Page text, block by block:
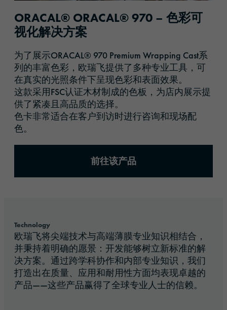
ORACAL® ORACAL® 970 – 色彩可
视化解决方案
为了展示ORACAL® 970 Premium Wrapping Cast系
列的丰富色彩，欧瑞飞提供了多种专业工具，可
在真实的光照条件下呈现色彩和表面效果。
这款采用FSC认证木材制成的色板，为店内展示提
供了紧凑且高品质的选择。
色卡非常适合在客户到访时进行咨询和现场配
色。
前往该产品
Technology
欧瑞飞将尖端技术与高端薄膜专业知识相结合，
并秉持着明确的愿景：开发能够树立新标准的解
决方案。通过跨学科协作和内部专业知识，我们
打造出在质量、应用和耐用性方面均表现卓越的
产品——这些产品赢得了全球专业人士的信赖。